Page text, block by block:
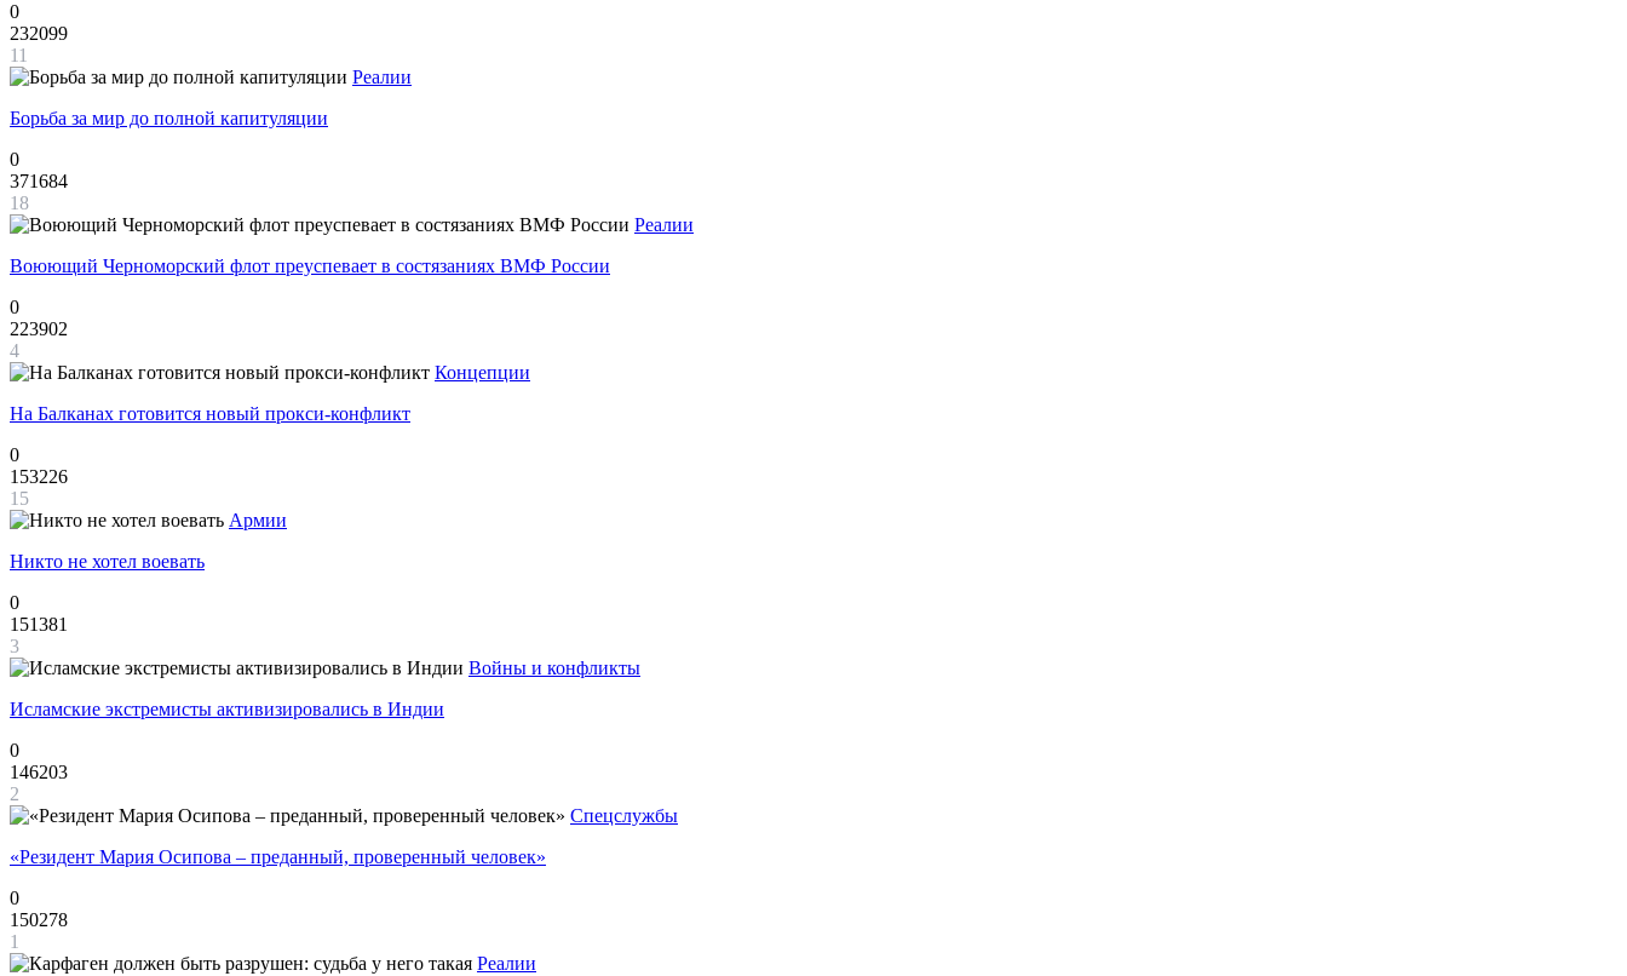
0
232099
11
Реалии
Борьба за мир до полной капитуляции
0
371684
18
Реалии
Воюющий Черноморский флот преуспевает в состязаниях ВМФ России
0
223902
4
Концепции
На Балканах готовится новый прокси-конфликт
0
153226
15
Армии
Никто не хотел воевать
0
151381
3
Войны и конфликты
Исламские экстремисты активизировались в Индии
0
146203
2
Спецслужбы
«Резидент Мария Осипова – преданный, проверенный человек»
0
150278
1
Реалии